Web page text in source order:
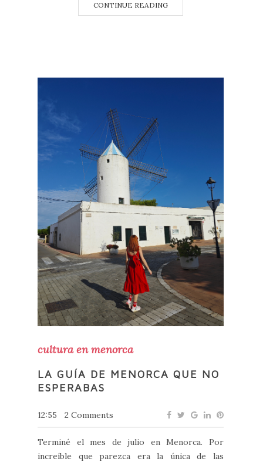
CONTINUE READING
cultura en menorca
LA GUÍA DE MENORCA QUE NO
ESPERABAS
12:55 2 Comments
Terminé el mes de julio en Menorca. Por
increíble que parezca era la única de las